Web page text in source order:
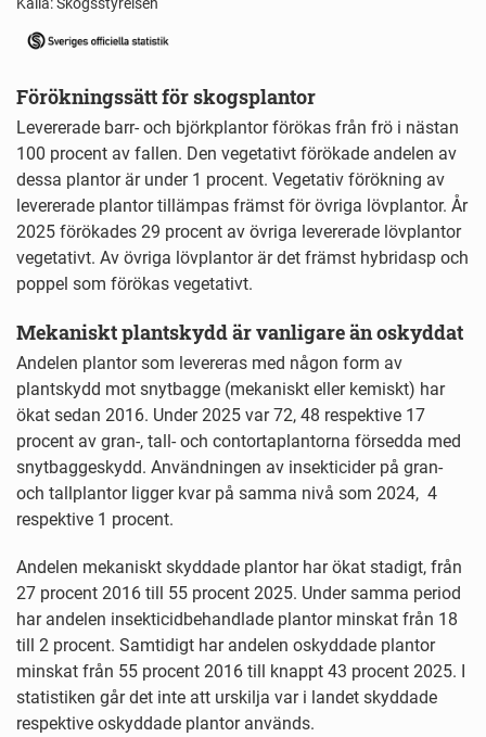
End of interactive chart.
Förökningssätt för skogsplantor
Levererade barr- och björkplantor förökas från frö i nästan
100 procent av fallen. Den vegetativt förökade andelen av
dessa plantor är under 1 procent. Vegetativ förökning av
levererade plantor tillämpas främst för övriga lövplantor. År
2025 förökades 29 procent av övriga levererade lövplantor
vegetativt. Av övriga lövplantor är det främst hybridasp och
poppel som förökas vegetativt.
Mekaniskt plantskydd är vanligare än oskyddat
Andelen plantor som levereras med någon form av
plantskydd mot snytbagge (mekaniskt eller kemiskt) har
ökat sedan 2016. Under 2025 var 72, 48 respektive 17
procent av gran-, tall- och contortaplantorna försedda med
snytbaggeskydd. Användningen av insekticider på gran-
och tallplantor ligger kvar på samma nivå som 2024, 4
respektive 1 procent.
Andelen mekaniskt skyddade plantor har ökat stadigt, från
27 procent 2016 till 55 procent 2025. Under samma period
har andelen insekticidbehandlade plantor minskat från 18
till 2 procent. Samtidigt har andelen oskyddade plantor
minskat från 55 procent 2016 till knappt 43 procent 2025. I
statistiken går det inte att urskilja var i landet skyddade
respektive oskyddade plantor används.